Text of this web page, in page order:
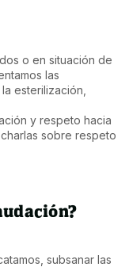
o en situación de
las
esterilización,
y respeto hacia
sobre respeto
subsanar las